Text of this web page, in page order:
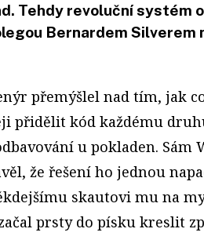
Tehdy revoluční systém
Bernardem Silverem
přemýšlel nad tím, jak
přidělit kód každému
u pokladen. Sám
že řešení ho jednou
skautovi mu na
prsty do písku kreslit